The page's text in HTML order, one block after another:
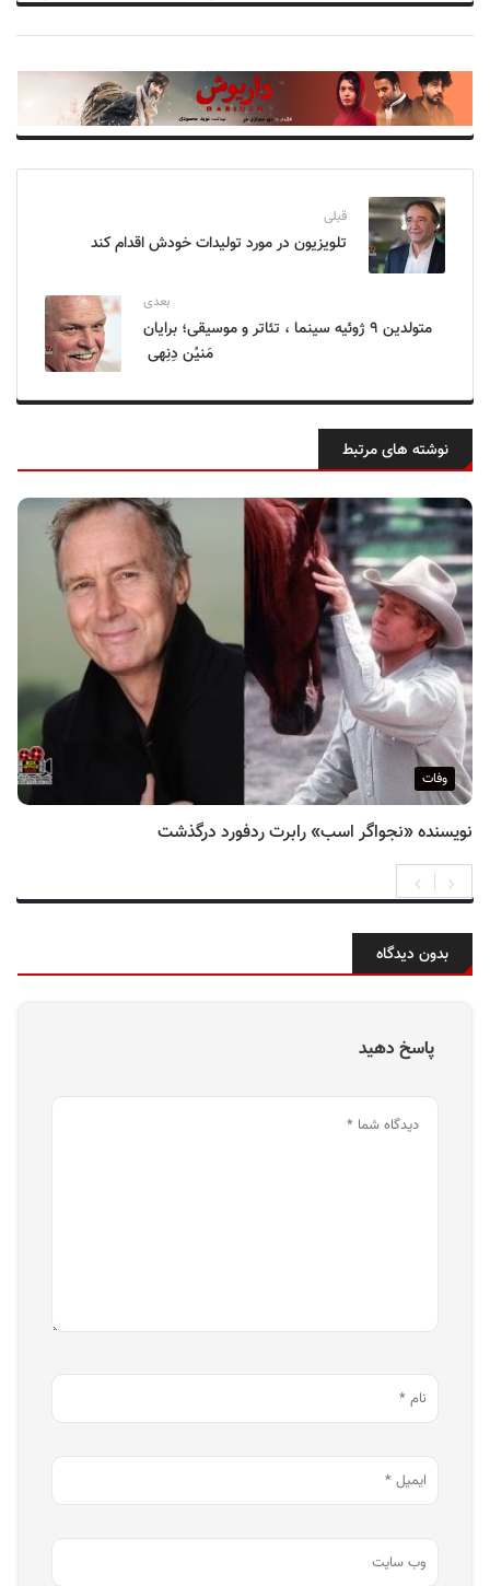
قبلی
تلویزیون در مورد تولیدات خودش اقدام کند
بعدی
متولدین ۹ ژوئیه سینما ، تئاتر و موسیقی؛ برایان
مَنیُن دِنِهی
نوشته های مرتبط
وفات
نویسنده «نجواگر اسب» رابرت ردفورد درگذشت
بدون دیدگاه
پاسخ دهید